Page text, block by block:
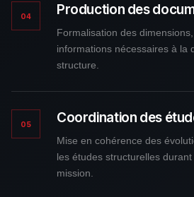
04 Production des
Formalisation des
informations nécessaires à la
structure.
05 Coordination des
Mise en cohérence des
les études structurelles durant
mission.